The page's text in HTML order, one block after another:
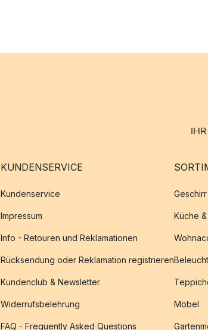
KUNDENSERVICE
Kundenservice
Impressum
Info - Retouren und Reklamationen
Rücksendung oder Reklamation registrieren
Kundenclub & Newsletter
Widerrufsbelehrung
FAQ - Frequently Asked Questions
Küche
Möbel